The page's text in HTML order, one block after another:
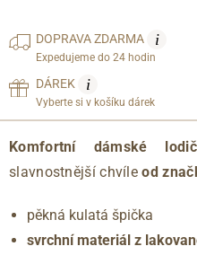
DOPRAVAZDARMA i
Expedujeme do 24 hodin
DÁREK i
Vyberte si v košíku dárek
Komfortní dámské
slavnostnější chvíleod
pěkná kulatá špička
svrchní materiál z